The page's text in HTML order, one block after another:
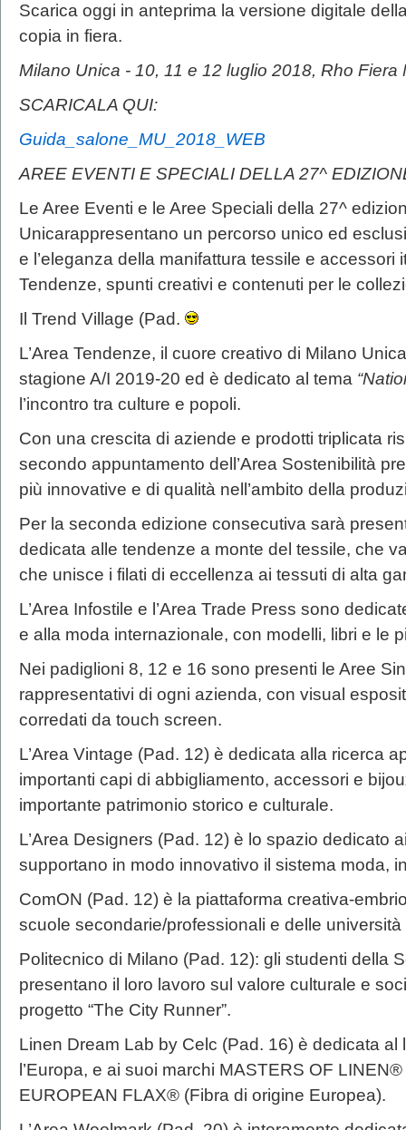
Scarica oggi in anteprima la versione digitale
copia in fiera.
Milano Unica - 10, 11 e 12 luglio 2018, Rho Fiera
SCARICALA QUI:
Guida_salone_MU_2018_WEB
AREE EVENTI E SPECIALI DELLA 27^
Le Aree Eventi e le Aree Speciali della 27^
Unicarappresentano un percorso unico ed
e l’eleganza della manifattura tessile e accessori
Tendenze, spunti creativi e contenuti per le
Il Trend Village (Pad.
L’Area Tendenze, il cuore creativo di Milano
stagione A/I 2019-20 ed è dedicato al tema
l’incontro tra culture e popoli.
Con una crescita di aziende e prodotti triplicata
secondo appuntamento dell’Area Sostenibilità
più innovative e di qualità nell’ambito della
Per la seconda edizione consecutiva sarà
dedicata alle tendenze a monte del tessile, che
che unisce i filati di eccellenza ai tessuti di alta
L’Area Infostile e l’Area Trade Press sono
e alla moda internazionale, con modelli, libri e le
Nei padiglioni 8, 12 e 16 sono presenti le Aree
rappresentativi di ogni azienda, con visual
corredati da touch screen.
L’Area Vintage (Pad. 12) è dedicata alla ricerca
importanti capi di abbigliamento, accessori e
importante patrimonio storico e culturale.
L’Area Designers (Pad. 12) è lo spazio dedicato
supportano in modo innovativo il sistema moda,
ComON (Pad. 12) è la piattaforma creativa-
scuole secondarie/professionali e delle
Politecnico di Milano (Pad. 12): gli studenti della
presentano il loro lavoro sul valore culturale e
progetto “The City Runner”.
Linen Dream Lab by Celc (Pad. 16) è dedicata al
l’Europa, e ai suoi marchi MASTERS OF
EUROPEAN FLAX® (Fibra di origine Europea).